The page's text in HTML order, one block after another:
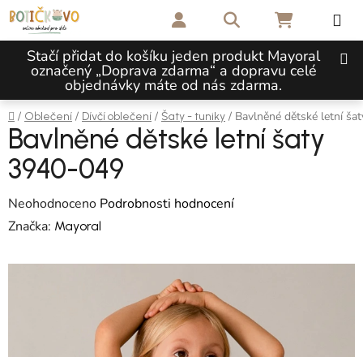
Přejít na obsah
Stačí přidat do košíku jeden produkt Mayoral
označený „Doprava zdarma“ a dopravu celé
objednávky máte od nás zdarma.
Hledat NÁKUPNÍ
Domů
/ Oblečení / Dívčí oblečení / Šaty - tuniky / Bavlněné dětské letní
Bavlněné dětské letní šaty
3940-049
Průměrné hodnocení produktu je 0,0 z 5 hvězdiček.
Neohodnoceno Podrobnosti hodnocení
Značka: Mayoral